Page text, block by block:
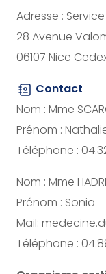
Adresse :
28 Avenue
06107 Nice
Contact
Nom : Mme
Prénom :
Téléphone :
Nom : Mme HADRI
Prénom : Sonia
Mail:
Téléphone :